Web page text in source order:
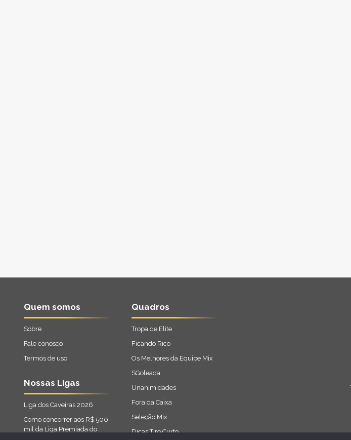
Quem somos
Sobre
Fale conosco
Termos de uso
Nossas Ligas
Liga dos Caveiras 2026
Como concorrer aos R$ 500
mil da Liga Premiada do
Quadros
Tropa de Elite
Ficando Rico
Os Melhores da Equipe Mix
SGoleada
Unanimidades
Fora da Caixa
Seleção Mix
Dicas Tiro Curto